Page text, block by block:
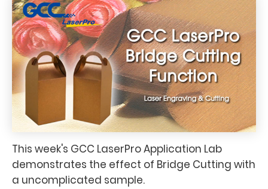
This week's GCC LaserPro Application Lab
demonstrates the effect of Bridge Cutting with
a uncomplicated sample.